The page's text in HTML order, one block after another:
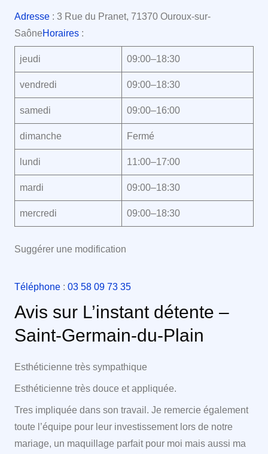
Adresse: 3 Rue du Pranet, 71370 Ouroux-sur-
SaôneHoraires:
jeudi 09:00–18:30
vendredi 09:00–18:30
samedi 09:00–16:00
dimanche Fermé
lundi 11:00–17:00
mardi 09:00–18:30
mercredi 09:00–18:30
Suggérer une modification
Téléphone: 03 58 09 73 35
Avis sur L’instant détente –
Saint-Germain-du-Plain
Esthéticienne très sympathique
Esthéticienne très douce et appliquée.
Tres impliquée dans son travail. Je remercie également
toute l’équipe pour leur investissement lors de notre
mariage, un maquillage parfait pour moi mais aussi ma